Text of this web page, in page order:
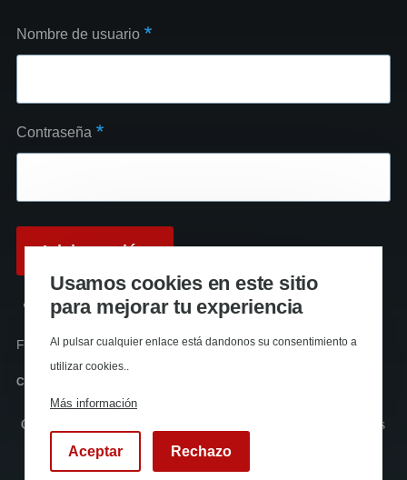
Nombre de usuario
Contraseña
Reinicializar su contraseña
Funciona conDrupal
Canal RSS
Copyright © La huella roja Almería (2024). Todos los derechos
reservados
Usamos cookies en este sitio
para mejorar tu experiencia
Al pulsar cualquier enlace está dandonos su consentimiento a
utilizar cookies..
Más información
Aceptar Rechazo